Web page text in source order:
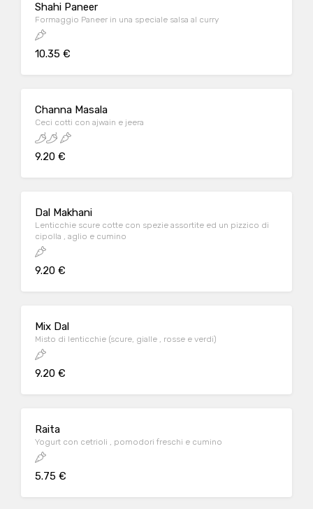
Shahi Paneer
Formaggio Paneer in una speciale salsa al curry
10.35 €
Channa Masala
Ceci cotti con ajwain e jeera
9.20 €
Dal Makhani
Lenticchie scure cotte con spezie assortite ed un pizzico di
cipolla , aglio e cumino
9.20 €
Mix Dal
Misto di lenticchie (scure, gialle , rosse e verdi)
9.20 €
Raita
Yogurt con cetrioli , pomodori freschi e cumino
5.75 €